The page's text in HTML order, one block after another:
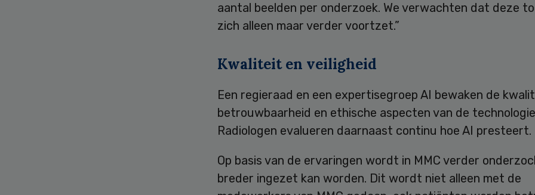
aantal beelden per onderzoek. We verwachten dat deze
zich alleen maar verder voortzet.”
Kwaliteit en veiligheid
Een regieraad en een expertisegroep AI bewaken de
betrouwbaarheid en ethische aspecten van de
Radiologen evalueren daarnaast continu hoe AI presteert.
Op basis van de ervaringen wordt in MMC verder
breder ingezet kan worden. Dit wordt niet alleen met de